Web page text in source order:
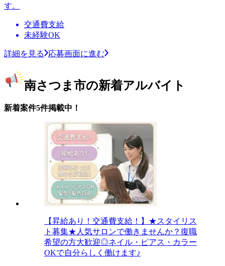
す。
交通費支給
未経験OK
詳細を見る 応募画面に進む
南さつま市の新着アルバイト
新着案件5件掲載中！
【昇給あり！交通費支給！】★スタイリス
ト募集★人気サロンで働きませんか？復職
希望の方大歓迎◎ネイル・ピアス・カラー
OKで自分らしく働けます♪